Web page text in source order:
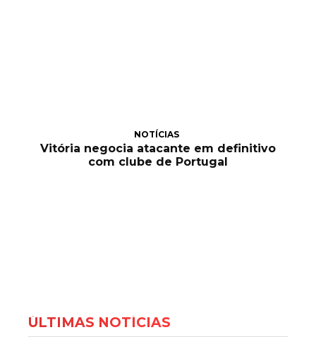
NOTÍCIAS
Vitória negocia atacante em definitivo
com clube de Portugal
ÚLTIMAS NOTÍCIAS